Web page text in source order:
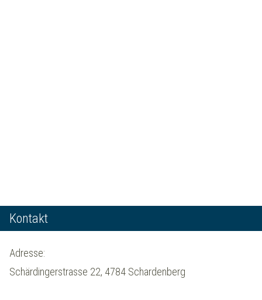
Kontakt
Adresse:
Schärdingerstrasse 22, 4784 Schardenberg